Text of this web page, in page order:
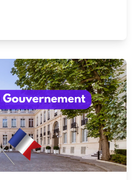
questions qui vous